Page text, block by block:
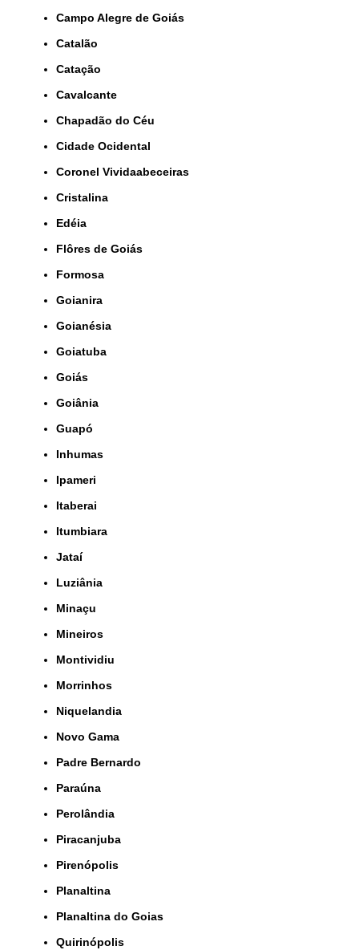
Campo Alegre de Goiás
Catalão
Catação
Cavalcante
Chapadão do Céu
Cidade Ocidental
Coronel Vividaabeceiras
Cristalina
Edéia
Flôres de Goiás
Formosa
Goianira
Goianésia
Goiatuba
Goiás
Goiânia
Guapó
Inhumas
Ipameri
Itaberai
Itumbiara
Jataí
Luziânia
Minaçu
Mineiros
Montividiu
Morrinhos
Niquelandia
Novo Gama
Padre Bernardo
Paraúna
Perolândia
Piracanjuba
Pirenópolis
Planaltina
Planaltina do Goias
Quirinópolis